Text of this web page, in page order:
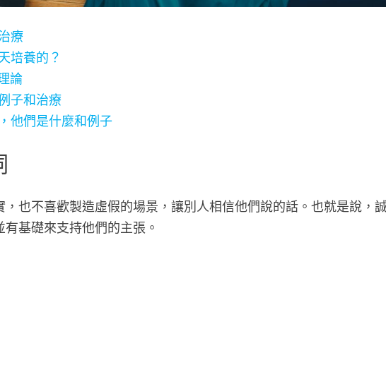
療
培養的？
論
子和治療
他們是什麼和例子
也不喜歡製造虛假的場景，讓別人相信他們說的話。也就是說，
基礎來支持他們的主張。